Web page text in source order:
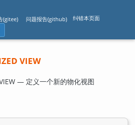
(gitee) 问题报告(github) 纠错本页面
VIEW
— 定义一个新的物化视图